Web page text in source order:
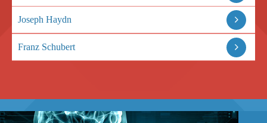
Joseph Haydn
Franz Schubert